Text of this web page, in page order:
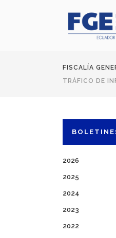
FISCALÍA
TRÁFICO DE
2026
2025
2024
2023
2022